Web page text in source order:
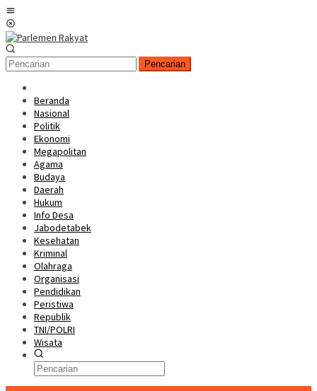
Loncat
ke
konten
Pencarian
Beranda
Nasional
Politik
Ekonomi
Megapolitan
Agama
Budaya
Daerah
Hukum
Info Desa
Jabodetabek
Kesehatan
Kriminal
Olahraga
Organisasi
Pendidikan
Peristiwa
Republik
TNI/POLRI
Wisata